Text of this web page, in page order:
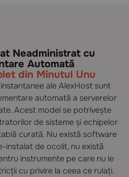
Neadministrat cu
Automată
din Minutul Unu
ale AlexHost sunt
automată a serverelor
Acest model se potrivește
de sisteme și echipelor
curată. Nu există software
instalat de ocolit, nu există
instrumente pe care nu le
cu privire la ceea ce rulați.